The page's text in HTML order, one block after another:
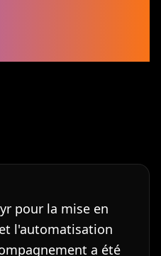
pour la mise en
l'automatisation
a été